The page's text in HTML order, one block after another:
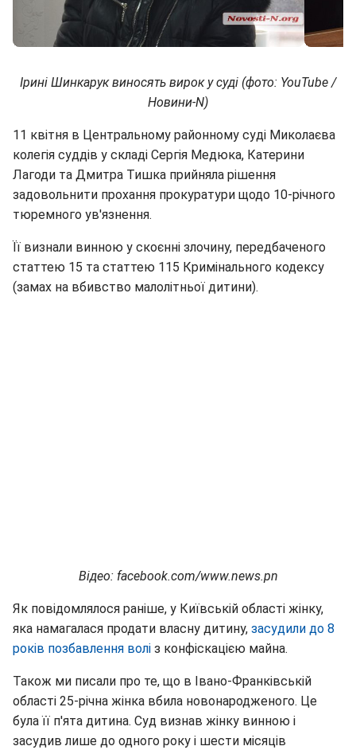
Ірині Шинкарук виносять вирок у суді (фото: YouTube /
Новини-N)
11 квітня в Центральному районному суді Миколаєва
колегія суддів у складі Сергія Медюка, Катерини
Лагоди та Дмитра Тишка прийняла рішення
задовольнити прохання прокуратури щодо 10-річного
тюремного ув'язнення.
Її визнали винною у скоєнні злочину, передбаченого
статтею 15 та статтею 115 Кримінального кодексу
(замах на вбивство малолітньої дитини).
Відео: facebook.com/www.news.pn
Як повідомлялося раніше, у Київській області жінку,
яка намагалася продати власну дитину, засудили до 8
років позбавлення волі з конфіскацією майна.
Також ми писали про те, що в Івано-Франківській
області 25-річна жінка вбила новонародженого. Це
була її п'ята дитина. Суд визнав жінку винною і
засудив лише до одного року і шести місяців